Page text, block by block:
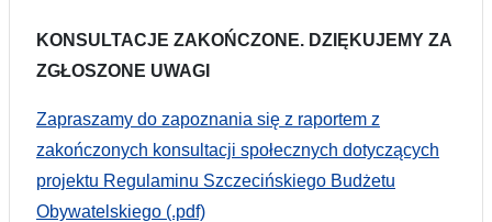
KONSULTACJE ZAKOŃCZONE. DZIĘKUJEMY ZA
ZGŁOSZONE UWAGI
Zapraszamy do zapoznania się z raportem z
zakończonych konsultacji społecznych dotyczących
projektu Regulaminu Szczecińskiego Budżetu
Obywatelskiego (.pdf)